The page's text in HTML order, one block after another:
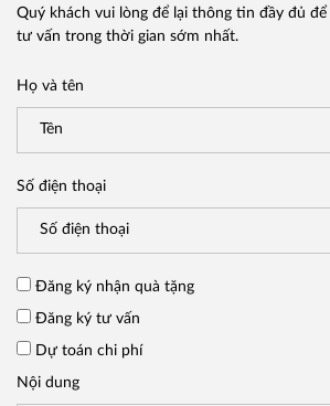
Quý khách vui lòng để lại thông tin đầy đủ để
tư vấn trong thời gian sớm nhất.
Họ và tên
Số điện thoại
Đăng ký nhận quà tặng
Đăng ký tư vấn
Dự toán chi phí
Nội dung